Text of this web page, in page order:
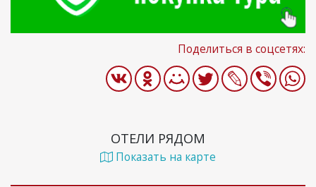
Поделиться в соцсетях:
ОТЕЛИ РЯДОМ
Показать на карте